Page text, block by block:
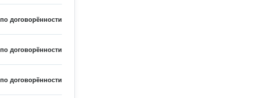
по договорённости
по договорённости
по договорённости